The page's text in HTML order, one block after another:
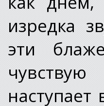
изредка
эти